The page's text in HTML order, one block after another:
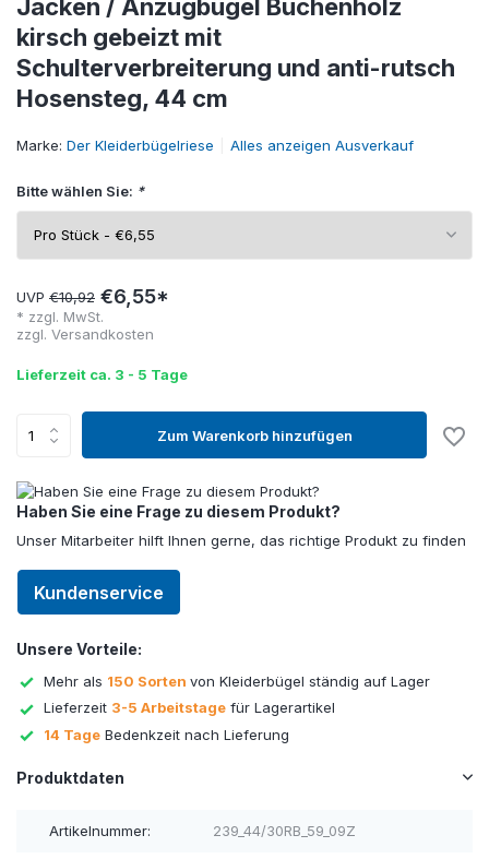
Jacken / Anzugbügel Buchenholz
kirsch gebeizt mit
Schulterverbreiterung und anti-rutsch
Hosensteg, 44 cm
Marke: Der Kleiderbügelriese Alles anzeigen Ausverkauf
Bitte wählen Sie: *
UVP €10,92 €6,55*
* zzgl. MwSt.
zzgl. Versandkosten
Lieferzeit ca. 3 - 5 Tage
Zum Warenkorb hinzufügen
Haben Sie eine Frage zu diesem Produkt?
Unser Mitarbeiter hilft Ihnen gerne, das richtige Produkt zu finden
Kundenservice
Unsere Vorteile:
Mehr als 150 Sorten von Kleiderbügel ständig auf Lager
Lieferzeit 3-5 Arbeitstage für Lagerartikel
14 Tage Bedenkzeit nach Lieferung
Produktdaten
Artikelnummer: 239_44/30RB_59_09Z